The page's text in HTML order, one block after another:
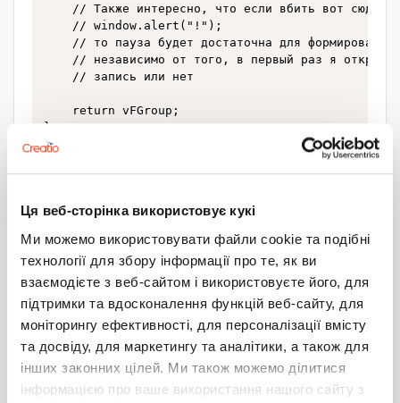
Ця веб-сторінка використовує кукі
Ми можемо використовувати файли cookie та подібні
технології для збору інформації про те, як ви
взаємодієте з веб-сайтом і використовуєте його, для
підтримки та вдосконалення функцій веб-сайту, для
моніторингу ефективності, для персоналізації вмісту
та досвіду, для маркетингу та аналітики, а також для
інших законних цілей. Ми також можемо ділитися
інформацією про ваше використання нашого сайту з
    // Также интересно, что если вбить вот сюда:
    // window.alert("!");
// то пауза будет достаточна для
    // независимо от того, в первый раз я открываю
    // запись или нет
    return vFGroup;
},
0 4
Виктор Мелковский
22 сентября 2020 08:17
Согласен с Александр Зверев
Недавно сам мучался с подобным, гораздо приятнее
когда вся логика связок таблиц завернута во фьюху.
Главное не забыть что во фьюхе должны быть также
служебные поля: